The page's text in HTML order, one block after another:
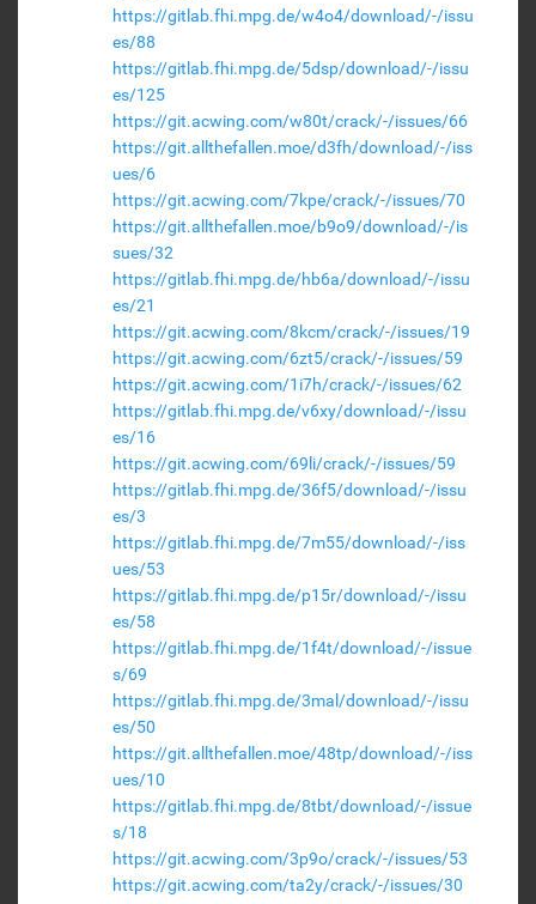
https://gitlab.fhi.mpg.de/w4o4/download/-/issu
es/88
https://gitlab.fhi.mpg.de/5dsp/download/-/issu
es/125
https://git.acwing.com/w80t/crack/-/issues/66
https://git.allthefallen.moe/d3fh/download/-/iss
ues/6
https://git.acwing.com/7kpe/crack/-/issues/70
https://git.allthefallen.moe/b9o9/download/-/is
sues/32
https://gitlab.fhi.mpg.de/hb6a/download/-/issu
es/21
https://git.acwing.com/8kcm/crack/-/issues/19
https://git.acwing.com/6zt5/crack/-/issues/59
https://git.acwing.com/1i7h/crack/-/issues/62
https://gitlab.fhi.mpg.de/v6xy/download/-/issu
es/16
https://git.acwing.com/69li/crack/-/issues/59
https://gitlab.fhi.mpg.de/36f5/download/-/issu
es/3
https://gitlab.fhi.mpg.de/7m55/download/-/iss
ues/53
https://gitlab.fhi.mpg.de/p15r/download/-/issu
es/58
https://gitlab.fhi.mpg.de/1f4t/download/-/issue
s/69
https://gitlab.fhi.mpg.de/3mal/download/-/issu
es/50
https://git.allthefallen.moe/48tp/download/-/iss
ues/10
https://gitlab.fhi.mpg.de/8tbt/download/-/issue
s/18
https://git.acwing.com/3p9o/crack/-/issues/53
https://git.acwing.com/ta2y/crack/-/issues/30